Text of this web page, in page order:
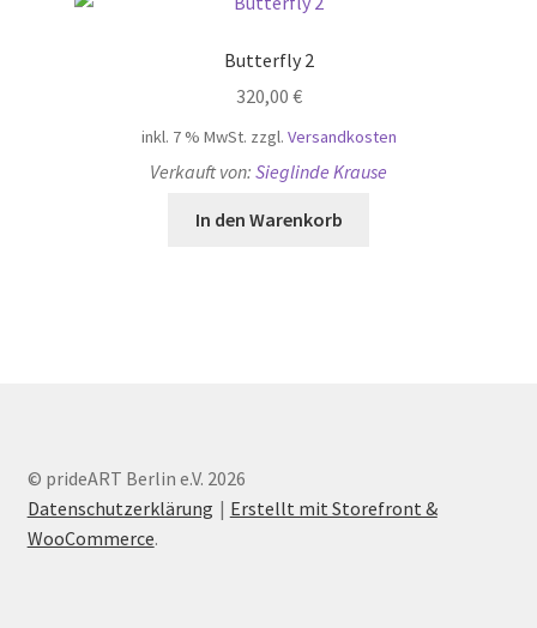
Butterfly 2
320,00 €
inkl. 7 % MwSt. zzgl. Versandkosten
Verkauft von: Sieglinde Krause
In den Warenkorb
© prideART Berlin e.V. 2026
Datenschutzerklärung
Erstellt mit Storefront &
WooCommerce.